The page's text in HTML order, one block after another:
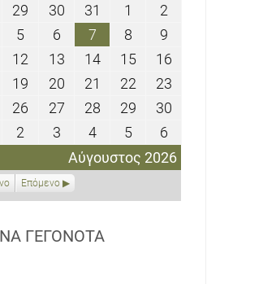
Αύγουστος 2026
Ιουλίου
2026
29
Ιουλίου
2026
3030
Ιουλίου
2026
31
Ιουλίου
2026
1
Αυγούστου
2026
22
55
Αυγούστου
2026
66
Αυγούστου
2026
77
Αυγούστου
2026
88
Αυγούστου
2026
99
Αυγούστου
2026
Αυγούστου
2026
12
Αυγούστου
2026
1313
Αυγούστου
2026
1414
Αυγούστου
2026
1515
Αυγούστου
2026
1616
Αυγούστου
2026
Αυγούστου
2026
19
Αυγούστου
2026
2020
Αυγούστου
2026
21
Αυγούστου
2026
2222
Αυγούστου
2026
2323
2026
Αυγούστου
26
Αυγούστου
2026
2727
Αυγούστου
2026
2828
Αυγούστου
2026
2929
Αυγούστου
2026
3030
2026
2
Σεπτεμβρίου
33
Σεπτεμβρίου
2026
44
Σεπτεμβρίου
2026
55
Σεπτεμβρίου
2026
66
Σεπτεμβρίου
2026
Επόμενο
ΓΕΓΟΝΌΤΑ